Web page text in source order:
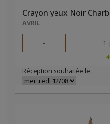
Crayon yeux Noir
AVRIL
- 1
4
Réception souhaitée le